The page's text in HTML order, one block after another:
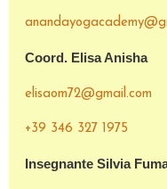
Coord. Elisa Anisha
elisaom72@gmail.com
+39 346 327 1975
Insegnante Silvia